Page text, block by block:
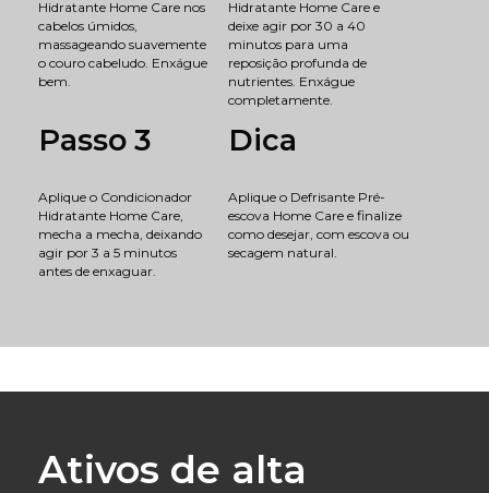
Hidratante Home Care nos
cabelos úmidos,
massageando suavemente
o couro cabeludo. Enxágue
bem.
Hidratante Home Care e
deixe agir por 30 a 40
minutos para uma
reposição profunda de
nutrientes. Enxágue
completamente.
Passo 3
Aplique o Condicionador
Hidratante Home Care,
mecha a mecha, deixando
agir por 3 a 5 minutos
antes de enxaguar.
Dica
Aplique o Defrisante Pré-
escova Home Care e finalize
como desejar, com escova ou
secagem natural.
Ativos de alta